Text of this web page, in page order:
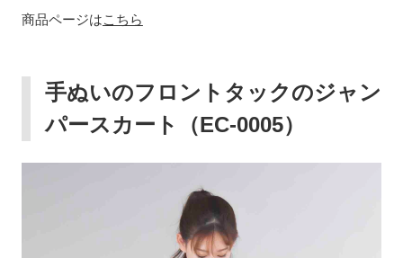
商品ページはこちら
手ぬいのフロントタックのジャン
パースカート（EC-0005）